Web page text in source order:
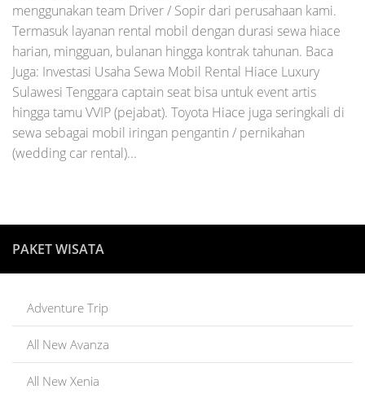
menggunakan team Driver / Sopir dari perusahaan kami.
Termasuk layanan rental mobil dengan durasi sewa hiace
harian, mingguan, bulanan hingga kontrak tahunan. Baca
Juga: Investasi Usaha Sewa Mobil Rental Hiace Luxury
Sulawesi Tenggara captain seat bisa untuk event artis
hingga tamu VVIP (pejabat). Toyota Hiace juga seringkali di
sewa sebagai mobil iringan pengantin / pernikahan
(wedding car rental)...
PAKET WISATA
Adventure Trip
All New Avanza
All New Xenia